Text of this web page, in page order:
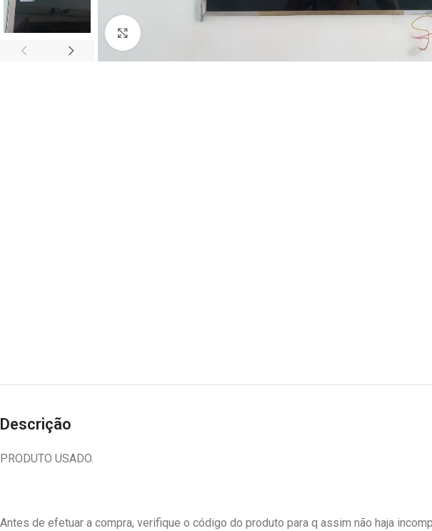
Descrição
PRODUTO USADO.
Antes de efetuar a compra, verifique o código do produto para q assim não haja